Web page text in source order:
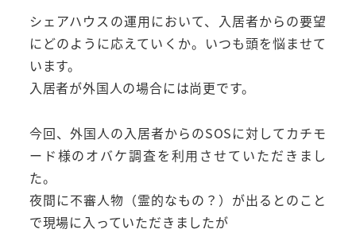
シェアハウスの運用において、入居者からの要望
にどのように応えていくか。いつも頭を悩ませて
います。
入居者が外国人の場合には尚更です。
今回、外国人の入居者からのSOSに対してカチモ
ード様のオバケ調査を利用させていただきまし
た。
夜間に不審人物（霊的なもの？）が出るとのこと
で現場に入っていただきましたが